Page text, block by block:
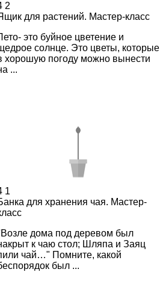
2
для растений. Мастер-класс
это буйное цветение и
солнце. Это цветы, которые
хорошую погоду можно вынести
...
1
для хранения чая. Мастер-
дома под деревом был
к чаю стол; Шляпа и Заяц
чай…" Помните, какой
был ...